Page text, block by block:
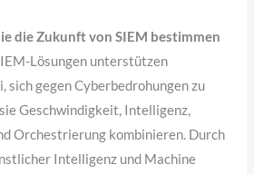
die Zukunft von SIEM bestimmen
Lösungen unterstützen
sich gegen Cyberbedrohungen zu
Geschwindigkeit, Intelligenz,
Orchestrierung kombinieren. Durch
Intelligenz und Machine